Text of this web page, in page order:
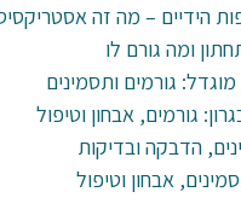
הידיים – מה זה
ומה גורם לו
גורמים ותסמינים
גורמים, אבחון וטיפול
אבחון וטיפול